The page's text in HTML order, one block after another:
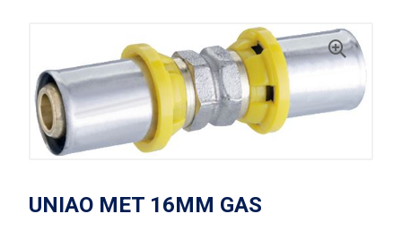
UNIAO MET 16MM GAS